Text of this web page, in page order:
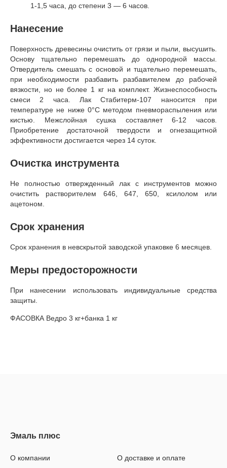
1-1,5 часа, до степени 3 — 6 часов.
Нанесение
Поверхность древесины очистить от грязи и пыли, высушить.
Основу тщательно перемешать до однородной массы.
Отвердитель смешать с основой и тщательно перемешать,
при необходимости разбавить разбавителем до рабочей
вязкости, но не более 1 кг на комплект. Жизнеспособность
смеси 2 часа. Лак Стабитерм-107 наносится при
температуре не ниже 0°C методом пневмораспыления или
кистью. Межслойная сушка составляет 6-12 часов.
Приобретение достаточной твердости и огнезащитной
эффективности достигается через 14 суток.
Очистка инструмента
Не полностью отвержденный лак с инструментов можно
очистить растворителем 646, 647, 650, ксилолом или
ацетоном.
Срок хранения
Срок хранения в невскрытой заводской упаковке 6 месяцев.
Меры предосторожности
При нанесении использовать индивидуальные средства
защиты.
ФАСОВКА Ведро 3 кг+банка 1 кг
О компании О доставке и оплате